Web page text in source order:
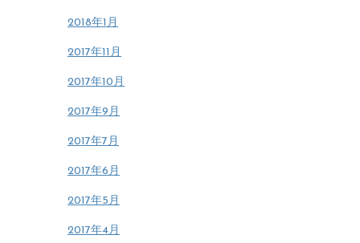
2018年1月
2017年11月
2017年10月
2017年9月
2017年7月
2017年6月
2017年5月
2017年4月